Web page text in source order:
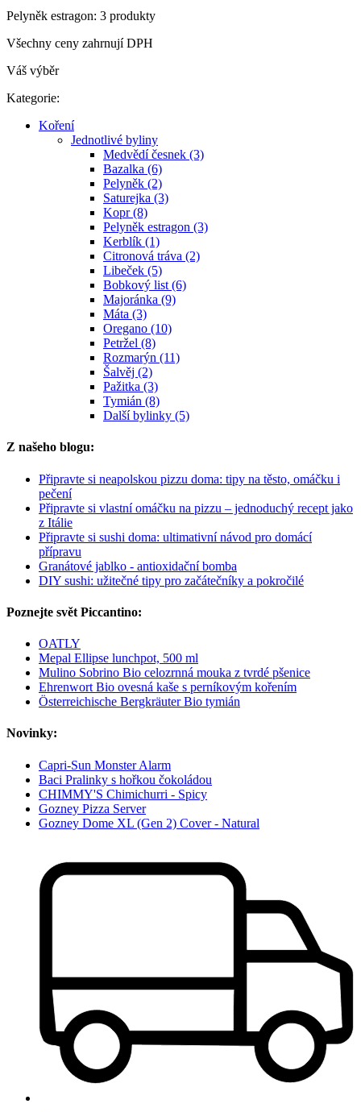
Pelyněk estragon: 3 produkty
Všechny ceny zahrnují DPH
Váš výběr
Kategorie:
Koření
Jednotlivé byliny
Medvědí česnek (3)
Bazalka (6)
Pelyněk (2)
Saturejka (3)
Kopr (8)
Pelyněk estragon (3)
Kerblík (1)
Citronová tráva (2)
Libeček (5)
Bobkový list (6)
Majoránka (9)
Máta (3)
Oregano (10)
Petržel (8)
Rozmarýn (11)
Šalvěj (2)
Pažitka (3)
Tymián (8)
Další bylinky (5)
Z našeho blogu:
Připravte si neapolskou pizzu doma: tipy na těsto, omáčku i
pečení
Připravte si vlastní omáčku na pizzu – jednoduchý recept jako
z Itálie
Připravte si sushi doma: ultimativní návod pro domácí
přípravu
Granátové jablko - antioxidační bomba
DIY sushi: užitečné tipy pro začátečníky a pokročilé
Poznejte svět Piccantino:
OATLY
Mepal Ellipse lunchpot, 500 ml
Mulino Sobrino Bio celozrnná mouka z tvrdé pšenice
Ehrenwort Bio ovesná kaše s perníkovým kořením
Österreichische Bergkräuter Bio tymián
Novinky:
Capri-Sun Monster Alarm
Baci Pralinky s hořkou čokoládou
CHIMMY'S Chimichurri - Spicy
Gozney Pizza Server
Gozney Dome XL (Gen 2) Cover - Natural